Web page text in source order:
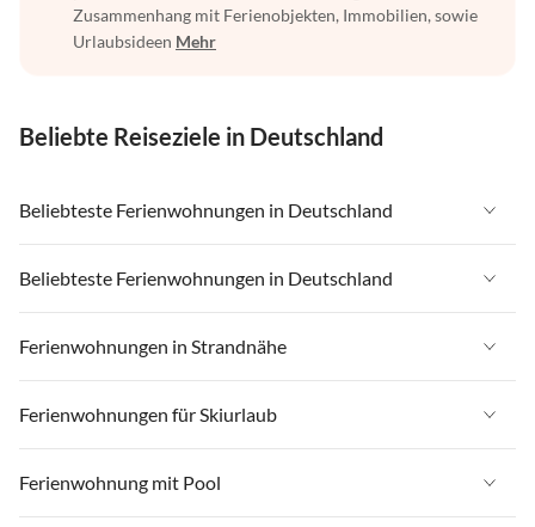
Zusammenhang mit Ferienobjekten, Immobilien, sowie
Urlaubsideen Mehr
Beliebte Reiseziele in Deutschland
Beliebteste Ferienwohnungen in Deutschland
Ferienwohnungen in Deutschland
Ferienwohnungen in Ostsee
Ferienwohnungen in Nordsee
Ferienwohnungen in Mecklenburg-Vorpommern
Ferienwohnungen in Niedersachsen
Beliebteste Ferienwohnungen in Deutschland
Ferienwohnungen in Deutschland
Ferienwohnungen in Ostsee
Ferienwohnungen in Nordsee
Ferienwohnungen in Mecklenburg-Vorpommern
Ferienwohnungen in Strandnähe
Ferienwohnungen in Strandnähe in Deutschland
Ferienwohnungen in Strandnähe in Ostsee
Ferienwohnungen in Strandnähe in Nordsee
Ferienwohnungen für Skiurlaub
Ferienwohnungen für Skiurlaub in Deutschland
Ferienwohnungen für Skiurlaub in Bayern
Ferienwohnung mit Pool